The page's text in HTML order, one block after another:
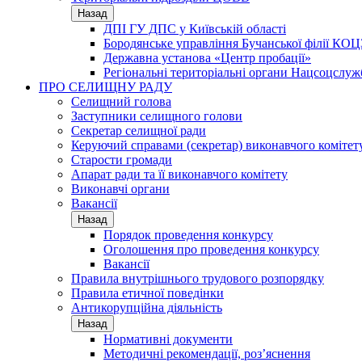
Назад
ДПІ ГУ ДПС у Київській області
Бородянське управління Бучанської філії
Державна установа «Центр пробації»
Регіональні територіальні органи
ПРО СЕЛИЩНУ РАДУ
Селищний голова
Заступники селищного голови
Секретар селищної ради
Керуючий справами (секретар) виконавчого
Старости громади
Апарат ради та її виконавчого комітету
Виконавчі органи
Вакансії
Назад
Порядок проведення конкурсу
Оголошення про проведення конкурсу
Вакансії
Правила внутрішнього трудового розпорядку
Правила етичної поведінки
Антикорупційна діяльність
Назад
Нормативні документи
Методичні рекомендації, роз’яснення